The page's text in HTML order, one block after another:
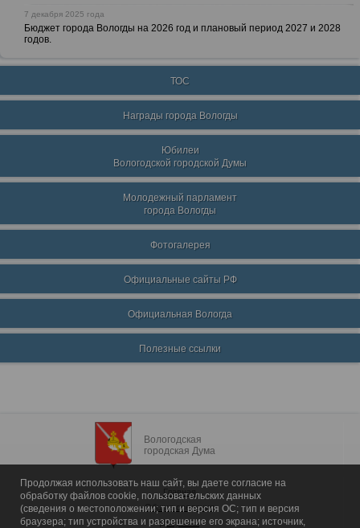
7 декабря 2025 года
Бюджет города Вологды на 2026 год и плановый период 2027 и 2028
годов.
ТОС
Награды города Вологды
Юбилеи
Вологодской городской Думы
Молодежный парламент
города Вологды
Фотогалерея
Официальные сайты РФ
Официальная Вологда
Полезные ссылки
Вологодская
городская Дума
Главная
Общие сведения
Депутаты
Продолжая использовать наш сайт, вы даете согласие на
обработку файлов cookie, пользовательских данных
(сведения о местоположении; тип и версия ОС; тип и версия
браузера; тип устройства и разрешение его экрана; источник,